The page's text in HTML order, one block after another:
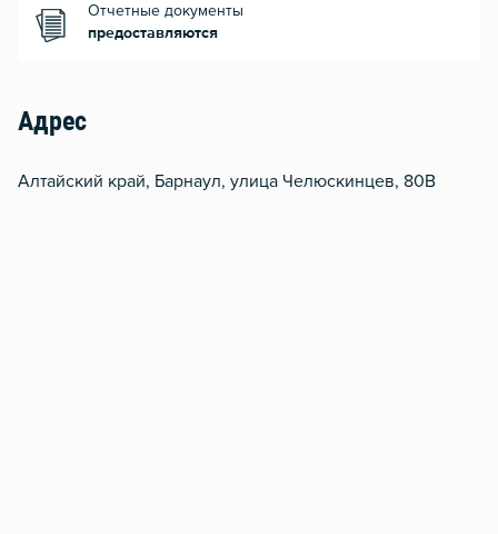
Отчетные документы
предоставляются
Адрес
Алтайский край, Барнаул, улица Челюскинцев, 80В